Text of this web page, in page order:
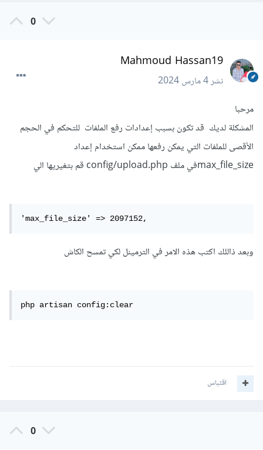
0
Mahmoud Hassan19
نشر4 مارس 2024
مرحبا
المشكلة لديك قد تكون بسبب إعدادات رفع الملفات للتحكم في الحجم
الأقصى للملفات التي يمكن رفعها ممكن استخدام إعداد
max_file_sizeفي ملف config/upload.php قم بتغيريها الي
'max_file_size' => 2097152,
وبعد ذاللك اكتب هذه الامر في الترمينل لكي تمسح الكاش
php artisan config:clear
اقتباس
0